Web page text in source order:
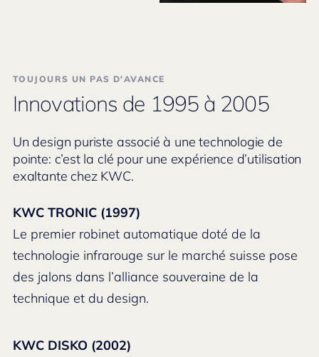
TOUJOURS UN PAS D'AVANCE
Innovations de 1995 à 2005
Un design puriste associé à une technologie de
pointe: c’est la clé pour une expérience d’utilisation
exaltante chez KWC.
KWC TRONIC (1997)
Le premier robinet automatique doté de la
technologie infrarouge sur le marché suisse pose
des jalons dans l’alliance souveraine de la
technique et du design.
KWC DISKO (2002)